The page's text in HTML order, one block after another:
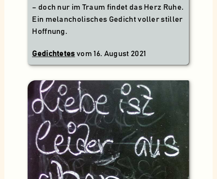
– doch nur im Traum findet das Herz Ruhe.
Ein melancholisches Gedicht voller stiller
Hoffnung.
Gedichtetes vom16. August 2021